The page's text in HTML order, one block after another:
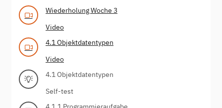
Wiederholung Woche 3
Video
4.1 Objektdatentypen
Video
4.1 Objektdatentypen
Self-test